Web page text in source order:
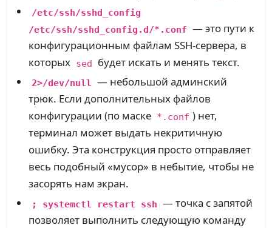
/etc/ssh/sshd_config
/etc/ssh/sshd_config.d/*.conf — это пути к
конфигурационным файлам SSH-сервера, в
которых sed будет искать и менять текст.
2>/dev/null
— небольшой админский
трюк. Если дополнительных файлов
конфигурации (по маске *.conf ) нет,
терминал может выдать некритичную
ошибку. Эта конструкция просто отправляет
весь подобный «мусор» в небытие, чтобы не
засорять нам экран.
; systemctl restart ssh — точка с запятой
позволяет выполнить следующую команду